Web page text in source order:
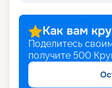
Как вам
Поделитесь
получите 500